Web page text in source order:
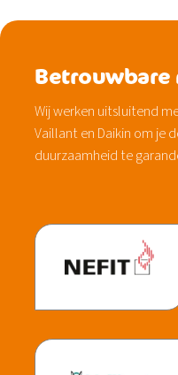
Betrouwbare
Wij werken uitsluitend
Vaillant en Daikin om je
duurzaamheid te